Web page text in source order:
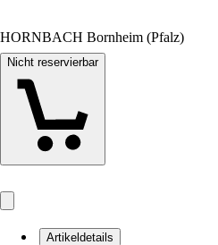
HORNBACH Bornheim (Pfalz)
Nicht reservierbar
Artikeldetails